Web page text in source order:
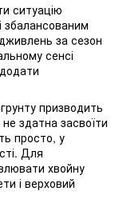
ситуацію
збалансованим
за сезон
сенсі
призводить
здатна засвоїти
просто, у
Для
хвойну
і верховий